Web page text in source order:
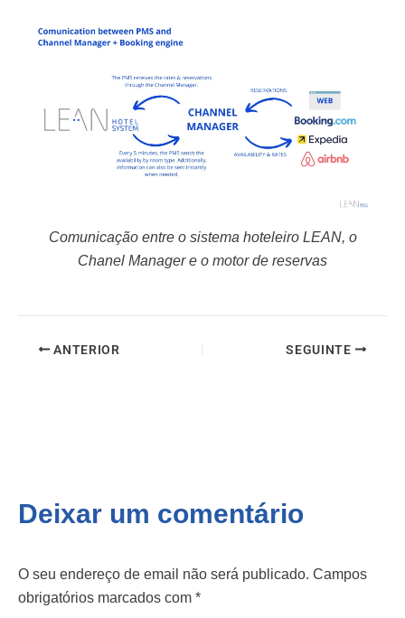
Comunicação entre o sistema hoteleiro LEAN, o
Chanel Manager e o motor de reservas
ANTERIOR SEGUINTE
Deixar um comentário
O seu endereço de email não será publicado. Campos
obrigatórios marcados com *